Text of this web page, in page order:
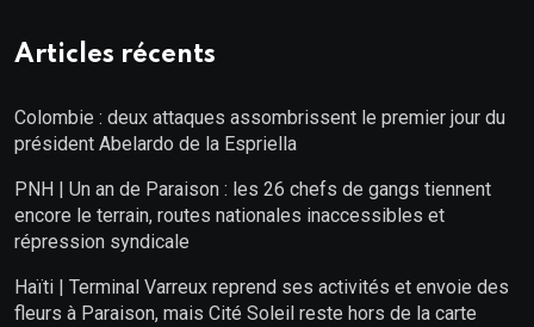
Articles récents
Colombie : deux attaques assombrissent le premier jour du
président Abelardo de la Espriella
PNH | Un an de Paraison : les 26 chefs de gangs tiennent
encore le terrain, routes nationales inaccessibles et
répression syndicale
Haïti | Terminal Varreux reprend ses activités et envoie des
fleurs à Paraison, mais Cité Soleil reste hors de la carte